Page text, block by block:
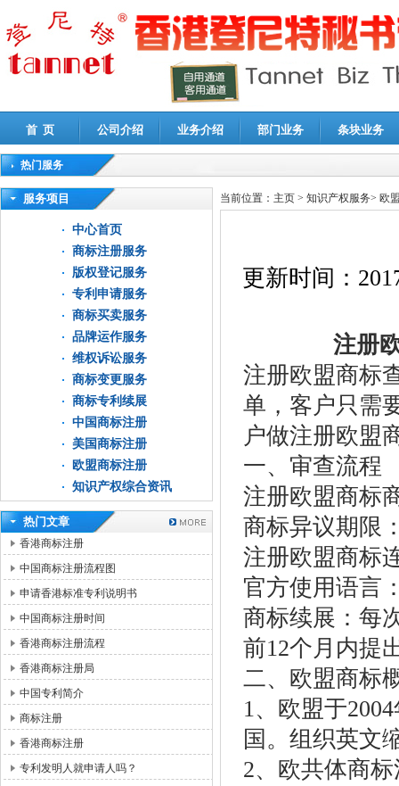
首 页 公司介绍 业务介绍 部门业务 条块业务
热门服务
高新技术企业认定审计|企业所得税汇算清缴申报鉴证
服务项目
中心首页
商标注册服务
版权登记服务
专利申请服务
商标买卖服务
品牌运作服务
维权诉讼服务
商标变更服务
商标专利续展
中国商标注册
美国商标注册
欧盟商标注册
知识产权综合资讯
热门文章
香港商标注册
中国商标注册流程图
申请香港标准专利说明书
中国商标注册时间
香港商标注册流程
香港商标注册局
中国专利简介
商标注册
香港商标注册
专利发明人就申请人吗？
当前位置： 主页 > 知识产权服务> 欧
更新时间：
注册
注册欧盟商标
单，客户只需
户做注册欧盟
一、审查流程
注册欧盟商标
商标异议期限
注册欧盟商标
官方使用语言
商标续展：每
前12个月内提
二、欧盟商标
1、欧盟于
国。组织英文
2、欧共体商